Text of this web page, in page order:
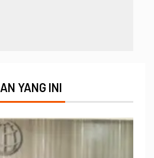
YANG INI